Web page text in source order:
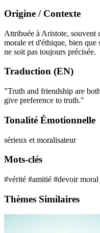
Origine / Contexte
Attribuée à Aristote, souvent
morale et d'éthique, bien que
ne soit pas toujours précisée.
Traduction (EN)
"Truth and friendship are
give preference to truth."
Tonalité Émotionnelle
sérieux et moralisateur
Mots-clés
#vérité #amitié #devoir moral
Thèmes Similaires